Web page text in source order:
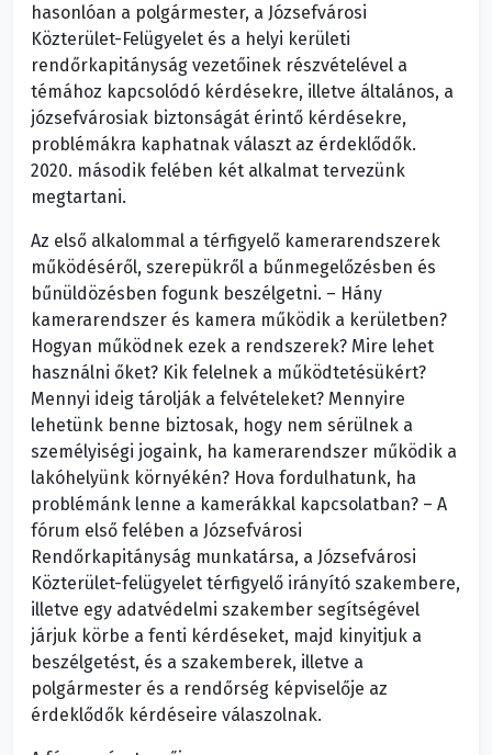
hasonlóan a polgármester, a Józsefvárosi
Közterület-Felügyelet és a helyi kerületi
rendőrkapitányság vezetőinek részvételével a
témához kapcsolódó kérdésekre, illetve általános, a
józsefvárosiak biztonságát érintő kérdésekre,
problémákra kaphatnak választ az érdeklődők.
2020. második felében két alkalmat tervezünk
megtartani.
Az első alkalommal a térfigyelő kamerarendszerek
működéséről, szerepükről a bűnmegelőzésben és
bűnüldözésben fogunk beszélgetni. – Hány
kamerarendszer és kamera működik a kerületben?
Hogyan működnek ezek a rendszerek? Mire lehet
használni őket? Kik felelnek a működtetésükért?
Mennyi ideig tárolják a felvételeket? Mennyire
lehetünk benne biztosak, hogy nem sérülnek a
személyiségi jogaink, ha kamerarendszer működik a
lakóhelyünk környékén? Hova fordulhatunk, ha
problémánk lenne a kamerákkal kapcsolatban? – A
fórum első felében a Józsefvárosi
Rendőrkapitányság munkatársa, a Józsefvárosi
Közterület-felügyelet térfigyelő irányító szakembere,
illetve egy adatvédelmi szakember segítségével
járjuk körbe a fenti kérdéseket, majd kinyitjuk a
beszélgetést, és a szakemberek, illetve a
polgármester és a rendőrség képviselője az
érdeklődők kérdéseire válaszolnak.